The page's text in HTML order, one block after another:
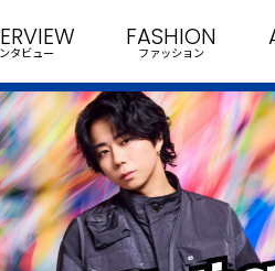
タビュー
FASHION
ファッション